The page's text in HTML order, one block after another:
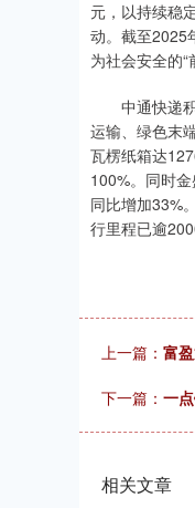
元，以持续稳
动。截至2025
为社会安全的“
中通快递积
运输、绿色末
瓦楞纸箱达
100%。同时
同比增加33%
行里程已逾
上一篇： 富
下一篇： 一
相关文章